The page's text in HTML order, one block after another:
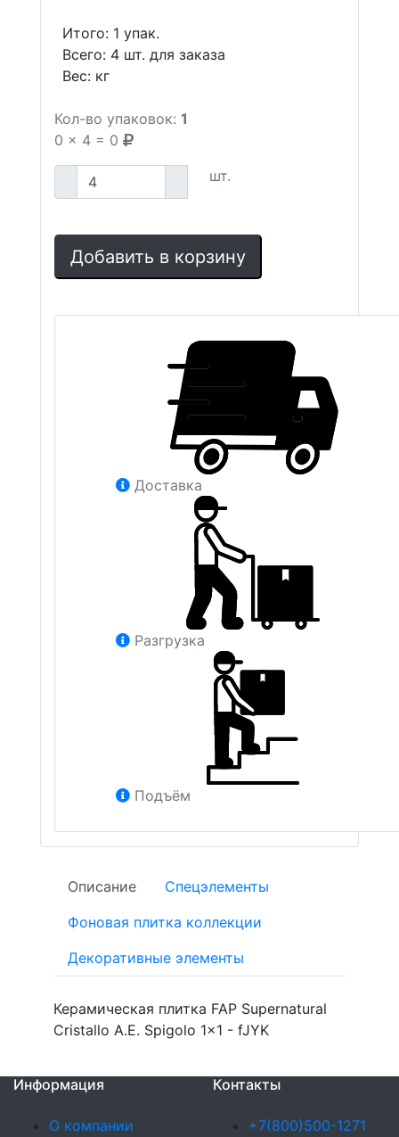
Итого: 1 упак.
Всего: 4 шт. для заказа
Вес: кг
Кол-во упаковок: 1
0 x 4 = 0
шт.
Добавить в корзину
Доставка
Разгрузка
Подъём
Описание
Спецэлементы
Фоновая плитка коллекции
Декоративные элементы
Керамическая плитка FAP Supernatural
Cristallo A.E. Spigolo 1x1 - fJYK
Информация
О компании
Контакты
+7(800)500-1271